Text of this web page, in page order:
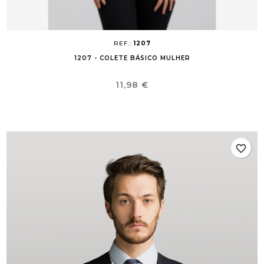
REF.:1207
1207 - COLETE BÁSICO MULHER
Preço
11,98 €
favorite_border